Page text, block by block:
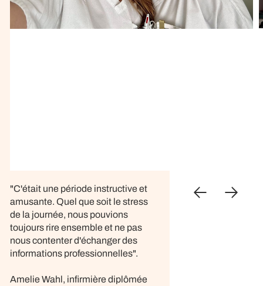
"C'était une période instructive et
amusante. Quel que soit le stress
de la journée, nous pouvions
toujours rire ensemble et ne pas
nous contenter d'échanger des
informations professionnelles".
Amelie Wahl, infirmière diplômée